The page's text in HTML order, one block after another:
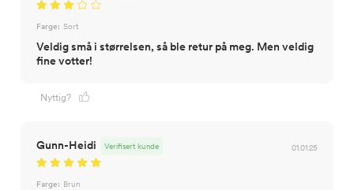
Farge: Sort
Veldig små i størrelsen, så ble retur på meg. Men veldig
fine votter!
Nyttig?
Gunn-Heidi 01.01.25
Verifisert kunde
Farge: Brun